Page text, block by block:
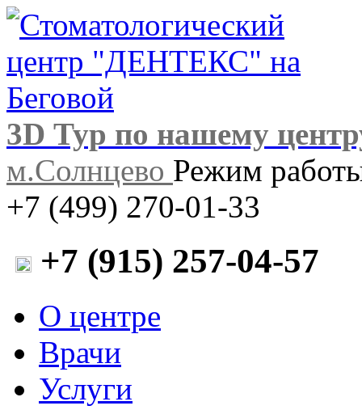
3D Тур по нашему
м.Солнцево Режим
+7 (499) 270-01-33
+7 (915) 257-04-57
О центре
Врачи
Услуги